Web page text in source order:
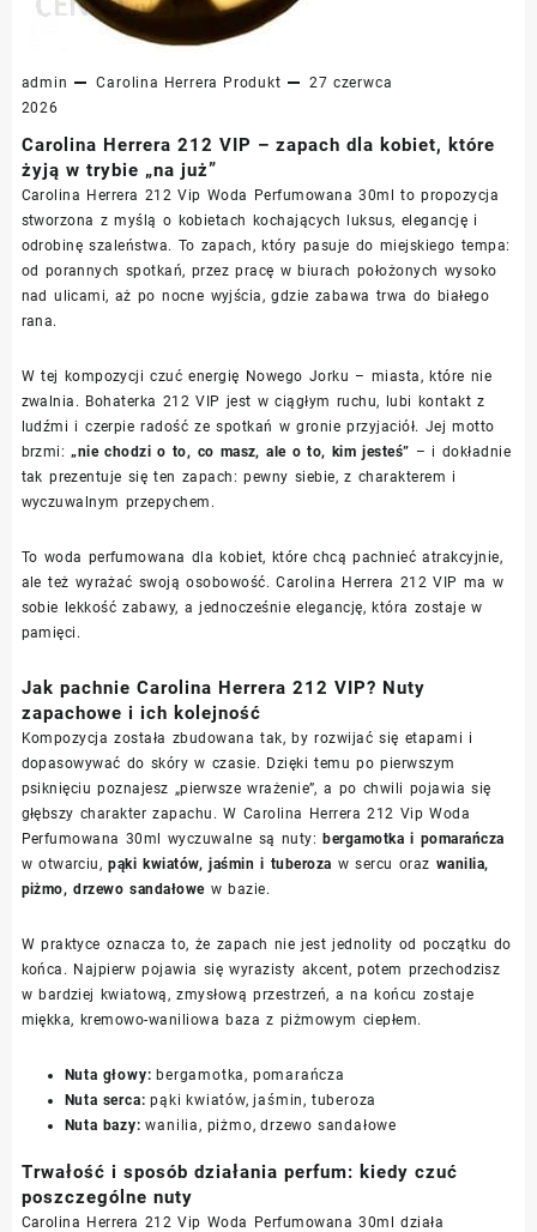
admin Carolina Herrera Produkt
27 czerwca
2026
Carolina Herrera 212 VIP – zapach dla kobiet, które
żyją w trybie „na już”
Carolina Herrera 212 Vip Woda Perfumowana 30ml to propozycja
stworzona z myślą o kobietach kochających luksus, elegancję i
odrobinę szaleństwa. To zapach, który pasuje do miejskiego tempa:
od porannych spotkań, przez pracę w biurach położonych wysoko
nad ulicami, aż po nocne wyjścia, gdzie zabawa trwa do białego
rana.
W tej kompozycji czuć energię Nowego Jorku – miasta, które nie
zwalnia. Bohaterka 212 VIP jest w ciągłym ruchu, lubi kontakt z
ludźmi i czerpie radość ze spotkań w gronie przyjaciół. Jej motto
brzmi:„nie chodzi o to, co masz, ale o to, kim jesteś” – i dokładnie
tak prezentuje się ten zapach: pewny siebie, z charakterem i
wyczuwalnym przepychem.
To woda perfumowana dla kobiet, które chcą pachnieć atrakcyjnie,
ale też wyrażać swoją osobowość. Carolina Herrera 212 VIP ma w
sobie lekkość zabawy, a jednocześnie elegancję, która zostaje w
pamięci.
Jak pachnie Carolina Herrera 212 VIP? Nuty
zapachowe i ich kolejność
Kompozycja została zbudowana tak, by rozwijać się etapami i
dopasowywać do skóry w czasie. Dzięki temu po pierwszym
psiknięciu poznajesz „pierwsze wrażenie”, a po chwili pojawia się
głębszy charakter zapachu. W Carolina Herrera 212 Vip Woda
Perfumowana 30ml wyczuwalne są nuty:bergamotka i pomarańcza
w otwarciu,pąki kwiatów, jaśmin i tuberoza w sercu oraz wanilia,
piżmo, drzewo sandałowew bazie.
W praktyce oznacza to, że zapach nie jest jednolity od początku do
końca. Najpierw pojawia się wyrazisty akcent, potem przechodzisz
w bardziej kwiatową, zmysłową przestrzeń, a na końcu zostaje
miękka, kremowo-waniliowa baza z piżmowym ciepłem.
Nuta głowy: bergamotka, pomarańcza
Nuta serca: pąki kwiatów, jaśmin, tuberoza
Nuta bazy: wanilia, piżmo, drzewo sandałowe
Trwałość i sposób działania perfum: kiedy czuć
poszczególne nuty
Carolina Herrera 212 Vip Woda Perfumowana 30ml działa